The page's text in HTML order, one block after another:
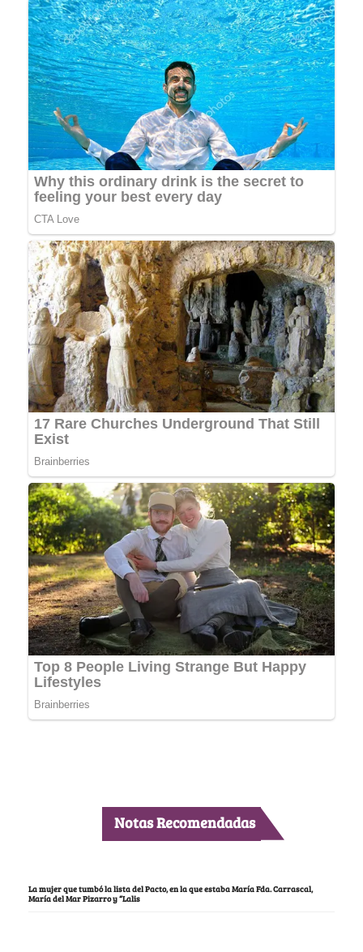
Notas Recomendadas
La mujer que tumbó la lista del Pacto, en la que estaba María Fda. Carrascal,
María del Mar Pizarro y “Lalis